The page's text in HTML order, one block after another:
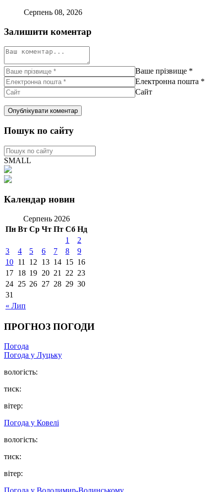
Серпень 08, 2026
Залишити коментар
Ваше прізвище *
Електронна пошта *
Сайт
Пошук по сайту
SMALL
Календар новин
Серпень 2026
Пн Вт Ср Чт Пт Сб Нд
« Лип
1
2
3
4 5 6 7 8
9
10 11 12 13 14 15 16
17 18 19 20 21 22 23
24 25 26 27 28 29 30
31
ПРОГНОЗ ПОГОДИ
Погода
Погода у Луцьку
вологість:
тиск:
вітер:
Погода у Ковелі
вологість:
тиск:
вітер:
Погода у Володимир-Волинському